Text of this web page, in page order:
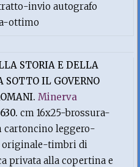
invio autografo
ottimo
STORIA E DELLA
IL GOVERNO
Minerva
cm 16x25-brossura-
leggero-
originale-timbri di
privata alla copertina e